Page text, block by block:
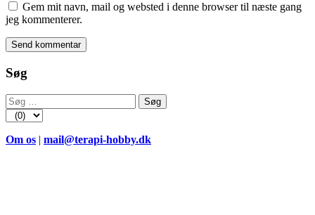
Gem mit navn, mail og websted i denne browser til næste gang
jeg kommenterer.
Søg
Søg
efter:
Om os | mail@terapi-hobby.dk